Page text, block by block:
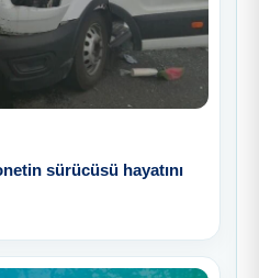
sürücüsü hayatını